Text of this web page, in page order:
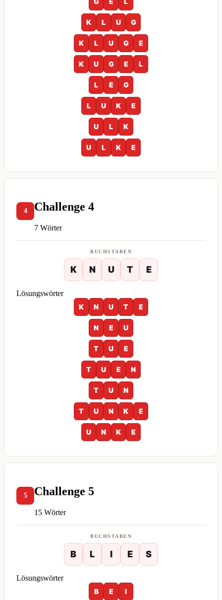
K L U G
K L U G E
K U G E L
L E G
L U K E
U L K
U L K E
4 Challenge 4
7 Wörter
BUCHSTABEN
K N U T E
Lösungswörter
K
N U T E
N E U
T U E
T U E N
T U N
T U N K E
U N K E
5 Challenge 5
15 Wörter
BUCHSTABEN
B L I E S
Lösungswörter
B
E I